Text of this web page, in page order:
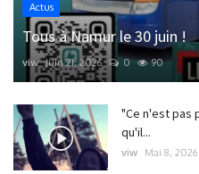
Actus
Tous à Namur le 30 juin !
viw Juin 21, 2026 0 90
"Ce n'est pas
qu'il...
viw Mai 8, 2026